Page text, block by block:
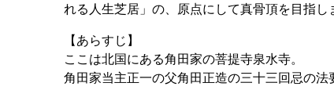
れる人生芝居」の、原点にして真骨頂を目指し
【あらすじ】
ここは北国にある角田家の菩提寺泉水寺。
角田家当主正一の父角田正造の三十三回忌の法